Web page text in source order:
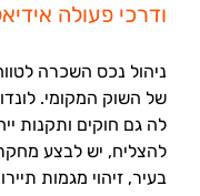
ודרכי פעולה
ניהול נכס השכרה
של השוק המקומי.
לה גם חוקים ותקנות
להצליח, יש לבצע מחקר
בעיר, זיהוי מגמות